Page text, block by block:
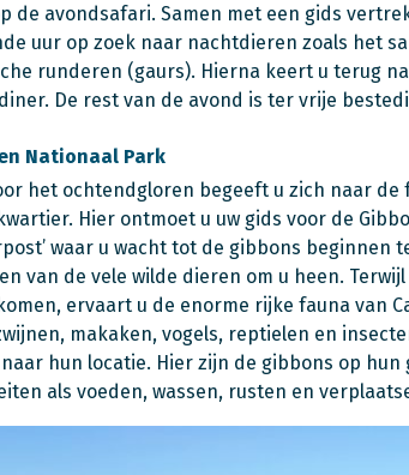
de avondsafari. Samen met een gids
uur op zoek naar nachtdieren zoals het
runderen (gaurs). Hierna keert u terug
De rest van de avond is ter vrije
Nationaal Park
het ochtendgloren begeeft u zich naar
Hier ontmoet u uw gids voor de
waar u wacht tot de gibbons
van de vele wilde dieren om u heen.
ervaart u de enorme rijke fauna van
makaken, vogels, reptielen en
hun locatie. Hier zijn de gibbons op
als voeden, wassen, rusten en